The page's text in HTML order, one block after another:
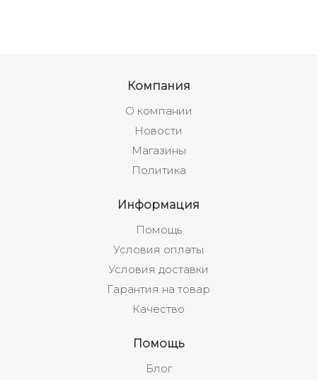
Компания
О компании
Новости
Магазины
Политика
Информация
Помощь
Условия оплаты
Условия доставки
Гарантия на товар
Качество
Помощь
Блог